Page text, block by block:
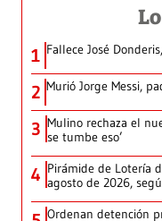
1 Fallece José
2 Murió Jorge Messi,
3 Mulino rechaza el
se tumbe eso’
4 Pirámide de Lotería
agosto de 2026,
Ordenan detención